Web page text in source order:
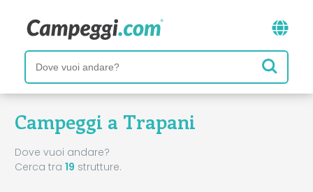
Campeggi a Trapani
Dove vuoi andare?
Cerca tra 19 strutture.